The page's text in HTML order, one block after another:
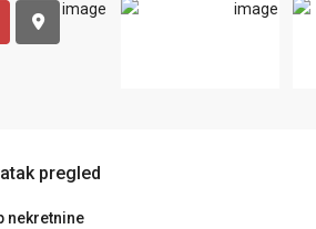
pregled
nekretnine